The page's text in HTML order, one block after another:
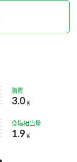
脂質
3.0 g
食塩相当量
1.9 g